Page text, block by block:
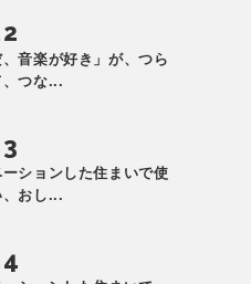
、音楽が好き」が、つら
、つな...
ーションした住まいで使
、おし...